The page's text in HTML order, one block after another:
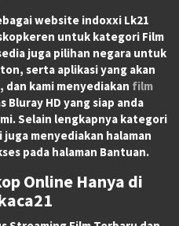
website indoxxi Lk21
untuk kategori Film
juga pilihan negara untuk
serta aplikasi yang akan
kami menyediakan film
HD yang siap anda
Selain lengkapnya kategori
menyediakan halaman
pada halaman Bantuan.
Online Hanya di